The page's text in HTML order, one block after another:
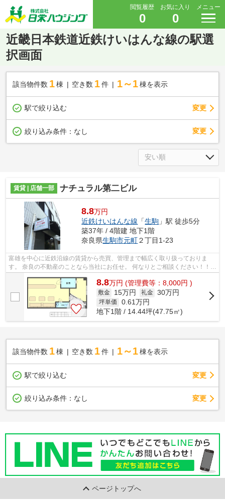
閲覧履歴
0
お気に入り
0
メニュー
近畿日本鉄道近鉄けいはんな線の駅選
択画面
該当物件数 1棟 空き数 1 件 1～1 棟を表示
駅で絞り込む 変更
絞り込み条件： なし 変更
賃貸 | 店舗一部 ナチュラル第二ビル
8.8万円
近鉄けいはんな線 「生駒 」駅 徒歩5分
築37年 / 4階建 地下1階
奈良県生駒市元町２丁目1-23
富雄を中心に近鉄沿線の賃貸から売買、管理まで幅広く取り扱っておりま
す。 奈良の不動産のことなら当社にお任せ。 何なりとご相談ください！！
その他沿線の物件も取り扱っております...
8.8万円 (管理費等：8,000円 )
敷金 15万円 礼金 30万円
坪単価 0.61万円
地下1階 / 14.44坪(47.75㎡)
該当物件数 1棟 空き数 1 件 1～1 棟を表示
駅で絞り込む 変更
絞り込み条件： なし 変更
ページトップへ